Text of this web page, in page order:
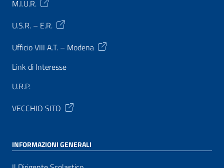
M.I.U.R.
U.S.R. – E.R.
Ufficio VIII A.T. – Modena
Link di Interesse
U.R.P.
VECCHIO SITO
INFORMAZIONI GENERALI